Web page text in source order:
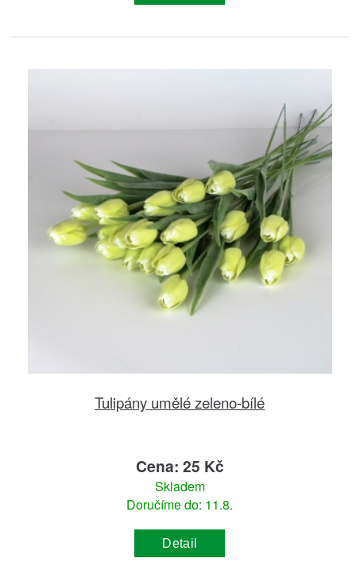
Tulipány umělé zeleno-bílé
Cena: 25 Kč
Skladem
Doručíme do: 11.8.
Detail